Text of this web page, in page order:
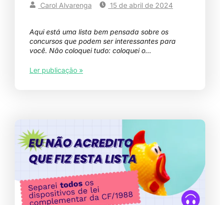
Carol Alvarenga 15 de abril de 2024
Aqui está uma lista bem pensada sobre os
concursos que podem ser interessantes para
você. Não coloquei tudo: coloquei o…
Ler publicação »